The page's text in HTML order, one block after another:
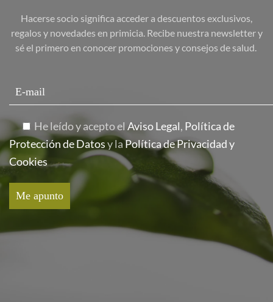
Hacerse socio significa acceder a descuentos exclusivos,
regalos y novedades en primicia. Recibe nuestra newsletter y
sé el primero en conocer promociones y consejos de salud.
He leído y acepto el Aviso Legal, Política de
Protección de Datosy laPolítica de Privacidad y
Cookies